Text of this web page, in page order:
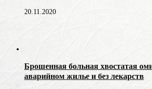
20.11.2020
Брошенная больная хвостатая
аварийном жилье и без лекарств